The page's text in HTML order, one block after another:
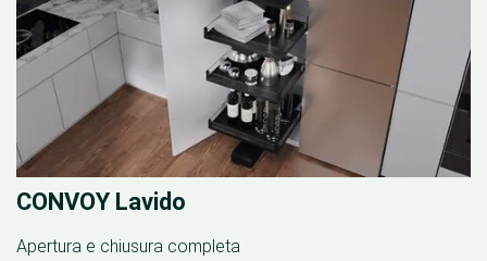
CONVOY Lavido
Apertura e chiusura completa